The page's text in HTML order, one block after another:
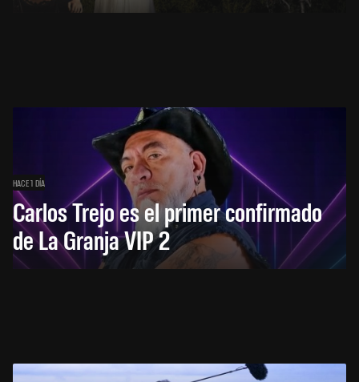
HACE 1 DÍA
Carlos Trejo es el primer confirmado
de La Granja VIP 2